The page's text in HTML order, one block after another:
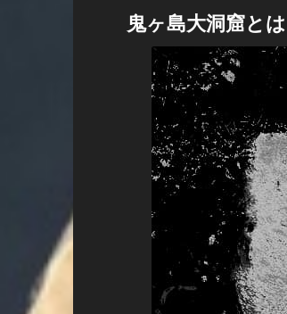
鬼ヶ島大洞窟とは